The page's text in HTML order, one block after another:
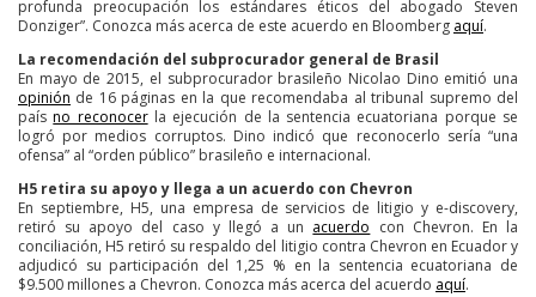
profunda preocupación los estándares éticos del abogado Steven
Donziger”. Conozca más acerca de este acuerdo en Bloomberg aquí.
La recomendación del subprocurador general de Brasil
En mayo de 2015, el subprocurador brasileño Nicolao Dino emitió una
opinión de 16 páginas en la que recomendaba al tribunal supremo del
paísno reconocerla ejecución de la sentencia ecuatoriana porque se
logró por medios corruptos. Dino indicó que reconocerlo sería “una
ofensa” al “orden público” brasileño e internacional.
H5 retira su apoyo y llega a un acuerdo con Chevron
En septiembre, H5, una empresa de servicios de litigio y e-discovery,
retiró su apoyo del caso y llegó a un acuerdo con Chevron. En la
conciliación, H5 retiró su respaldo del litigio contra Chevron en Ecuador y
adjudicó su participación del 1,25 % en la sentencia ecuatoriana de
$9.500 millones a Chevron. Conozca más acerca del acuerdo aquí.